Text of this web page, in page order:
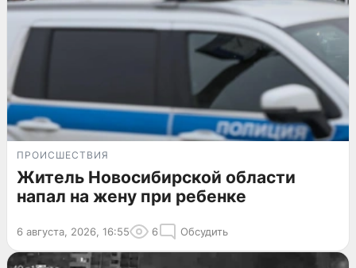
ПРОИСШЕСТВИЯ
Житель Новосибирской области
напал на жену при ребенке
6 августа, 2026, 16:55 6 Обсудить